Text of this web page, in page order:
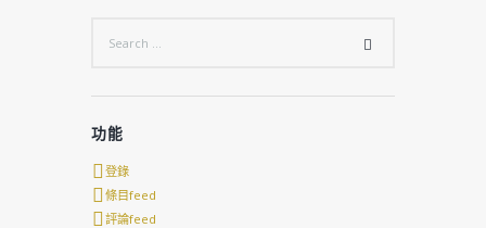
功能
登錄
條目feed
評論feed